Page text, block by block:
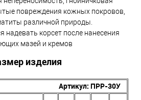
повреждения кожных покровов,
различной природы.
надевать корсет после нанесения
мазей и кремов
изделия
ПРР-30У